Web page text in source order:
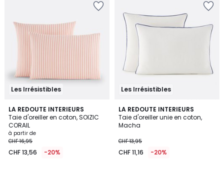
Les Irrésistibles
LA REDOUTE INTERIEURS
Taie d'oreiller en coton, SOIZIC
CORAIL
à partir de
CHF 16,95
CHF 13,56 -20%
4,4
/ 5
Les Irrésistibles
LA REDOUTE INTERIEURS
Taie d'oreiller unie en coton,
Macha
CHF 13,95
CHF 11,16 -20%
4,2
/ 5
7
Couleurs